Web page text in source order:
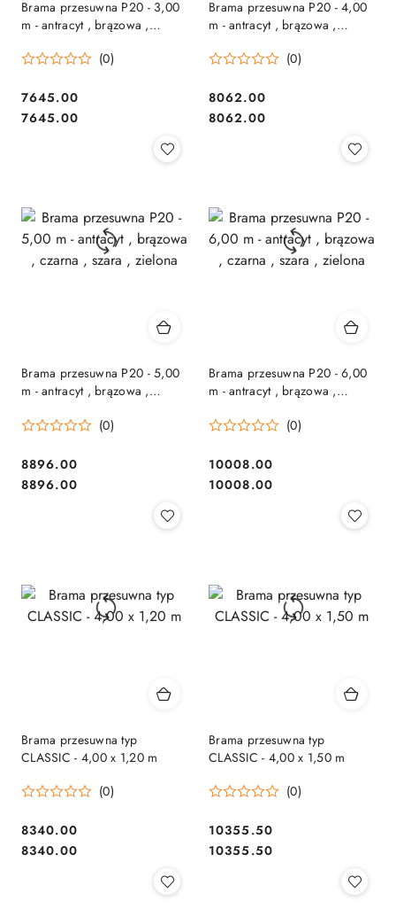
Brama przesuwna P20 - 3,00
m - antracyt , brązowa ,
(0)
Cena:
7645.00
Cena:
7645.00
Brama przesuwna P20 - 4,00
m - antracyt , brązowa ,
(0)
Cena:
8062.00
Cena:
8062.00
Brama przesuwna P20 - 5,00
m - antracyt , brązowa ,
(0)
Cena:
8896.00
Cena:
8896.00
Brama przesuwna P20 - 6,00
m - antracyt , brązowa ,
(0)
Cena:
10008.00
Cena:
10008.00
Brama przesuwna typ
CLASSIC - 4,00 x 1,20 m
(0)
Cena:
8340.00
Cena:
8340.00
Brama przesuwna typ
CLASSIC - 4,00 x 1,50 m
(0)
Cena:
10355.50
Cena:
10355.50